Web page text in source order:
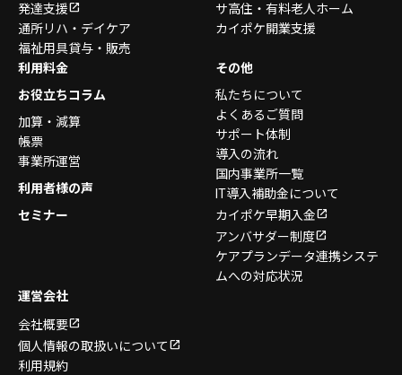
発達支援
通所リハ・デイケア
福祉用具貸与・販売
サ高住・有料老人ホーム
カイポケ開業支援
利用料金
お役立ちコラム
加算・減算
帳票
事業所運営
利用者様の声
セミナー
その他
私たちについて
よくあるご質問
サポート体制
導入の流れ
国内事業所一覧
IT導入補助金について
カイポケ早期入金
アンバサダー制度
ケアプランデータ連携システ
ムへの対応状況
運営会社
会社概要
個人情報の取扱いについて
利用規約